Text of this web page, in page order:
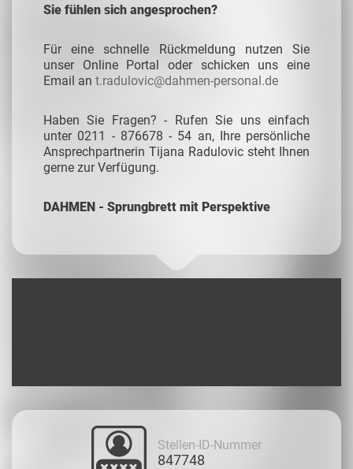
Sie fühlen sich angesprochen?
Für eine schnelle Rückmeldung nutzen Sie
unser Online Portal oder schicken uns eine
Email an t.radulovic@dahmen-personal.de
Haben Sie Fragen? - Rufen Sie uns einfach
unter 0211 - 876678 - 54 an, Ihre persönliche
Ansprechpartnerin Tijana Radulovic steht Ihnen
gerne zur Verfügung.
DAHMEN - Sprungbrett mit Perspektive
Stellen-ID-Nummer
847748